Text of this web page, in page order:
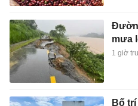
mưa
1 giờ
Bố